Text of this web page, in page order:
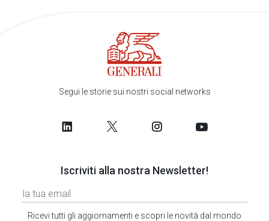
Segui le storie sui nostri social networks
Iscriviti alla nostra Newsletter!
Ricevi tutti gli aggiornamenti e scopri le novità dal mondo